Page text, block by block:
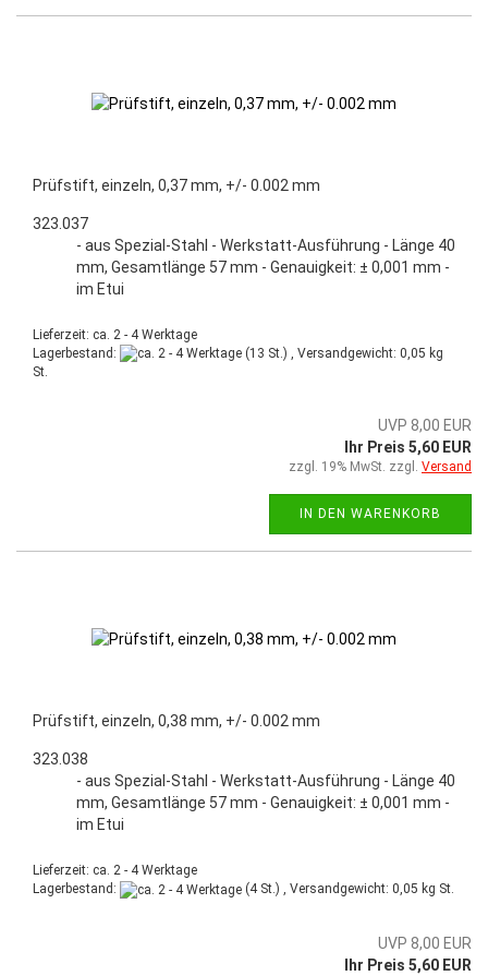
Prüfstift, einzeln, 0,37 mm, +/- 0.002 mm
323.037
- aus Spezial-Stahl - Werkstatt-Ausführung - Länge 40
mm, Gesamtlänge 57 mm - Genauigkeit: ± 0,001 mm -
im Etui
Lieferzeit: ca. 2 - 4 Werktage
Lagerbestand:
(13 St.) , Versandgewicht: 0,05 kg
St.
UVP 8,00 EUR
Ihr Preis 5,60 EUR
zzgl. 19% MwSt. zzgl. Versand
IN DEN WARENKORB
Prüfstift, einzeln, 0,38 mm, +/- 0.002 mm
323.038
- aus Spezial-Stahl - Werkstatt-Ausführung - Länge 40
mm, Gesamtlänge 57 mm - Genauigkeit: ± 0,001 mm -
im Etui
Lieferzeit: ca. 2 - 4 Werktage
Lagerbestand:
(4 St.) , Versandgewicht: 0,05 kg St.
UVP 8,00 EUR
Ihr Preis 5,60 EUR